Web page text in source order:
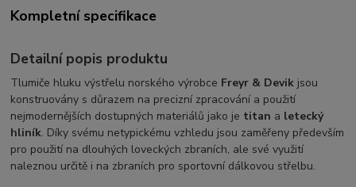
Kompletní specifikace
Detailní popis produktu
Tlumiče hluku výstřelu norského výrobce Freyr & Devik jsou
konstruovány s důrazem na precizní zpracování a použití
nejmodernějších dostupných materiálů jako je titan a letecký
hliník. Díky svému netypickému vzhledu jsou zaměřeny především
pro použití na dlouhých loveckých zbraních, ale své využití
naleznou určitě i na zbraních pro sportovní dálkovou střelbu.